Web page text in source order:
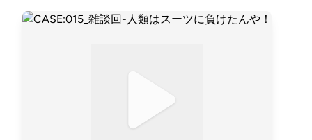
作スタッフにナイストライ！